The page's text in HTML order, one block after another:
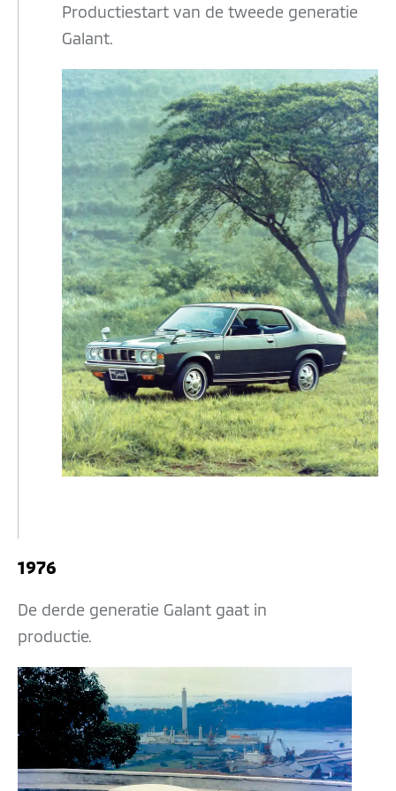
Productiestart van de tweede generatie
Galant.
1976
De derde generatie Galant gaat in
productie.